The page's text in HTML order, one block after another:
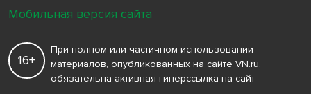
16+
При полном или частичном использовании
материалов, опубликованных на сайте VN.ru,
обязательна активная гиперссылка на сайт
Мобильная версия сайта